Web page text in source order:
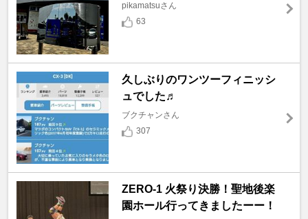
pikamatsuさん
63
久しぶりのワンツーフィニッシ
ュでした♬
ブクチャンさん
307
ZERO-1 火祭り決勝！聖地後楽
園ホール行ってきましたーー！